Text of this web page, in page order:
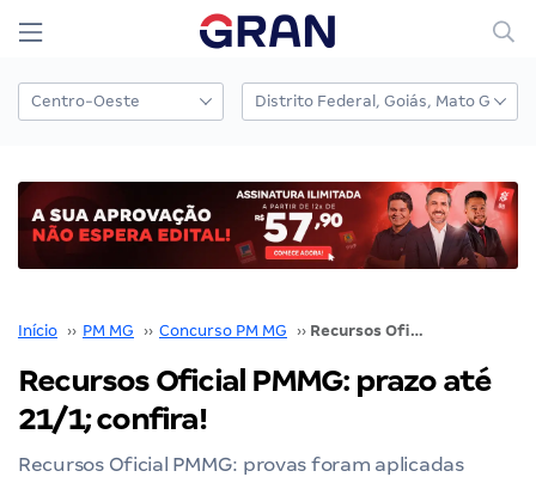
Início ›› PM MG ›› Concurso PM MG ›› Recursos Oficial PMMG: prazo até 21/1; confira!
Recursos Oficial PMMG: prazo até
21/1; confira!
Recursos Oficial PMMG: provas foram aplicadas